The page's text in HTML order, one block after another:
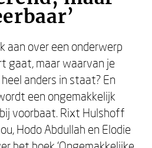
aan over een onderwerp
gaat, maar waarvan je
anders in staat? En
een ongemakkelijk
voorbaat. Rixt Hulshoff
Hodo Abdullah en Elodie